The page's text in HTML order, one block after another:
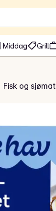
Middag Grill
Fisk og sjømat